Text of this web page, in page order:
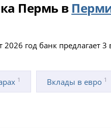
Пермь в
год банк предлагает
1 Вклады в евро 1